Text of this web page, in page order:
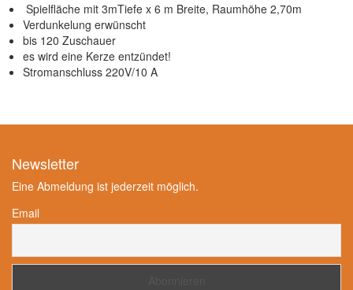
Spielfläche mit 3mTiefe x 6 m Breite, Raumhöhe 2,70m
Verdunkelung erwünscht
bis 120 Zuschauer
es wird eine Kerze entzündet!
Stromanschluss 220V/10 A
Newsletter
Eine Abmeldung ist jederzeit möglich.
Email